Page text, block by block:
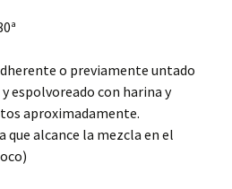
o previamente untado
espolvoreado con harina y
aproximadamente.
que alcance la mezcla en el